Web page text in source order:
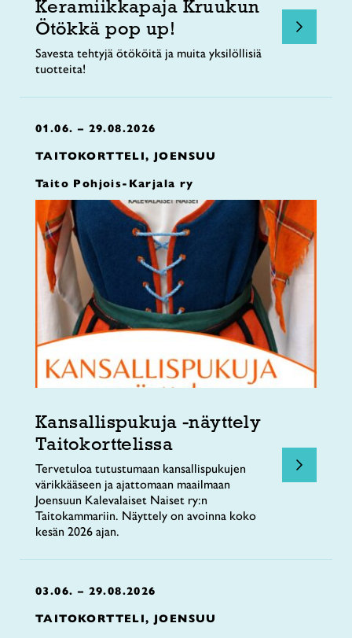
Keramiikkapaja Kruukun
Ötökkä pop up!
Savesta tehtyjä ötököitä ja muita yksilöllisiä
tuotteita!
01.06. – 29.08.2026
TAITOKORTTELI, JOENSUU
Taito Pohjois-Karjala ry
Kansallispukuja -näyttely
Taitokorttelissa
Tervetuloa tutustumaan kansallispukujen
värikkääseen ja ajattomaan maailmaan
Joensuun Kalevalaiset Naiset ry:n
Taitokammariin. Näyttely on avoinna koko
kesän 2026 ajan.
03.06. – 29.08.2026
TAITOKORTTELI, JOENSUU